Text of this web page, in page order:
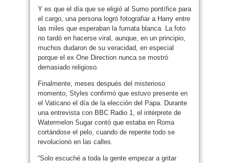
Y es que el día que se eligió al Sumo pontífice para
el cargo, una persona logró fotografiar a Harry entre
las miles que esperaban la fumata blanca. La foto
no tardó en hacerse viral, aunque, en un principio,
muchos dudaron de su veracidad, en especial
porque el ex One Direction nunca se mostró
demasiado religioso.
Finalmente, meses después del misterioso
momento, Styles confirmó que estuvo presente en
el Vaticano el día de la elección del Papa. Durante
una entrevista con BBC Radio 1, el intérprete de
Watermelon Sugar contó que estaba en Roma
cortándose el pelo, cuando de repente todo se
revolucionó en las calles.
“Solo escuché a toda la gente empezar a gritar